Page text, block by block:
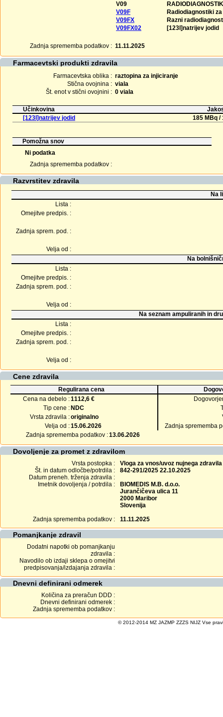
V09
V09F
Radiodiagnostiki
V09FX
Razni
V09FX02
[123I]natrijev jodid
Zadnja sprememba podatkov : 11.11.2025
Farmacevtski produkti zdravila
Farmacevtska oblika : raztopina za injiciranje
Stična ovojnina : viala
Št. enot v stični ovojnini : 0 viala
Učinkovina
[123I]natrijev jodid
185 MBq /
Pomožna snov
Ni podatka
Zadnja sprememba podatkov :
Razvrstitev zdravila
Na
Lista :
Omejitve predpis. :
Zadnja sprem. pod. :
Velja od :
Na
Lista :
Omejitve predpis. :
Zadnja sprem. pod. :
Velja od :
Na seznam ampuliranih in
Lista :
Omejitve predpis. :
Zadnja sprem. pod. :
Velja od :
Cene zdravila
Regulirana cena
Cena na debelo :1112,6 €
Tip cene : NDC
Vrsta zdravila :originalno
Velja od :15.06.2026
Zadnja sprememba
Zadnja sprememba podatkov :13.06.2026
Dovoljenje za promet z zdravilom
Vrsta postopka :
Vloga za vnos/uvoz nujnega
Št. in datum odločbe/potrdila :
842-291/2025 22.10.2025
Datum preneh. trženja zdravila :
Imetnik dovoljenja / potrdila :
BIOMEDIS M.B. d.o.o.
Jurančičeva ulica 11
2000 Maribor
Slovenija
Zadnja sprememba podatkov :
11.11.2025
Pomanjkanje zdravil
Dodatni napotki ob pomanjkanju
zdravila :
Navodilo ob izdaji sklepa o omejitvi
predpisovanja/izdajanja zdravila :
Dnevni definirani odmerek
Količina za preračun DDD :
Dnevni definirani odmerek :
Zadnja sprememba podatkov :
© 2012-2014 MZ JAZMP ZZZS NIJZ Vse